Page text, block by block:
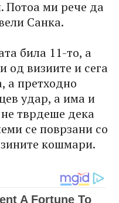
Потоа ми рече да
Санка.
била 11-то, а
од визиите и сега
а претходно
удар, а има и
тврдеше дека
се поврзани со
кошмари.